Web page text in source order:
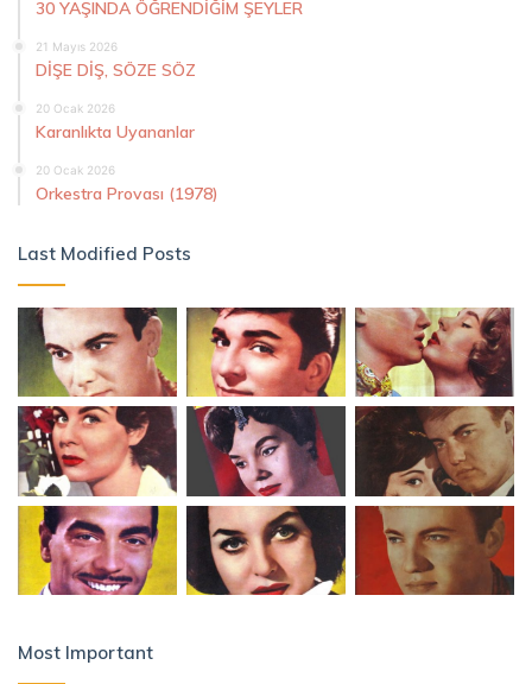
30 YAŞINDA ÖĞRENDİĞİM ŞEYLER
21 Mayıs 2026
DİŞE DİŞ, SÖZE SÖZ
20 Ocak 2026
Karanlıkta Uyananlar
20 Ocak 2026
Orkestra Provası (1978)
Last Modified Posts
Most Important